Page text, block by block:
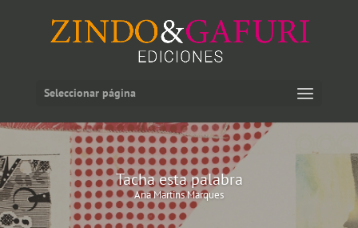
Seleccionar página
Tacha esta palabra
Ana Martins Marques